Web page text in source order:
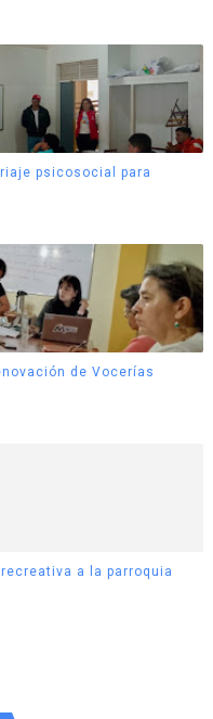
psicosocial para
de Vocerías
a la parroquia